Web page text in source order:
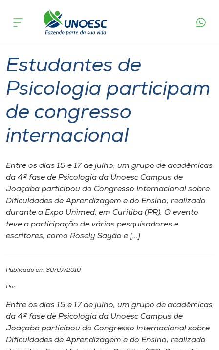
Cursos
Pesquisa
Atendimento ao Estudante
Portal de Ensino
A
Internacionalização
I.nova
Diplomados
CPA
acontece
Estudantes de
Psicologia participam
de congresso
internacional
Entre os dias 15 e 17 de julho, um grupo de acadêmicas
da 4ª fase de Psicologia da Unoesc Campus de
Joaçaba participou do Congresso Internacional sobre
Dificuldades de Aprendizagem e do Ensino, realizado
durante a Expo Unimed, em Curitiba (PR). O evento
teve a participação de vários pesquisadores e
escritores, como Rosely Sayão e […]
Publicado em 30/07/2010
Por
Entre os dias 15 e 17 de julho, um grupo de acadêmicas
da 4ª fase de Psicologia da Unoesc Campus de
Joaçaba participou do Congresso Internacional sobre
Dificuldades de Aprendizagem e do Ensino, realizado